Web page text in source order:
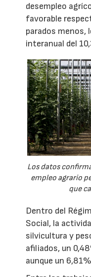
desempleo
favorable
parados menos,
interanual del
Los datos
empleo agrario
que
Dentro del
Social, la
silvicultura y
afiliados, un
aunque un